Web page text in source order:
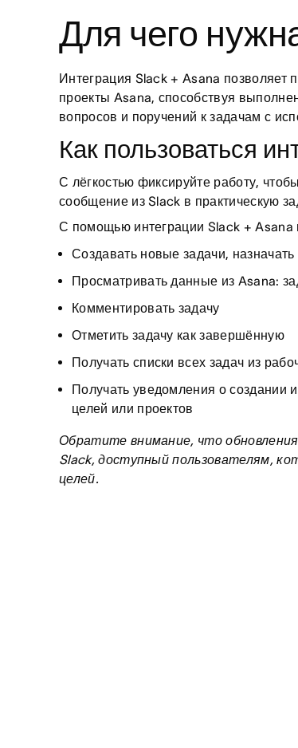
Для чего
Интеграция Slack + Asana позволяет
проекты Asana, способствуя
вопросов и поручений к задачам с
Как пользоваться
С лёгкостью фиксируйте работу,
сообщение из Slack в практическую
С помощью интеграции Slack + Asana
Создавать новые задачи,
Просматривать данные из Asana:
Комментировать задачу
Отметить задачу как завершённую
Получать списки всех задач из
Получать уведомления о создании
целей или проектов
Обратите внимание, что
Slack, доступный пользователям,
целей.